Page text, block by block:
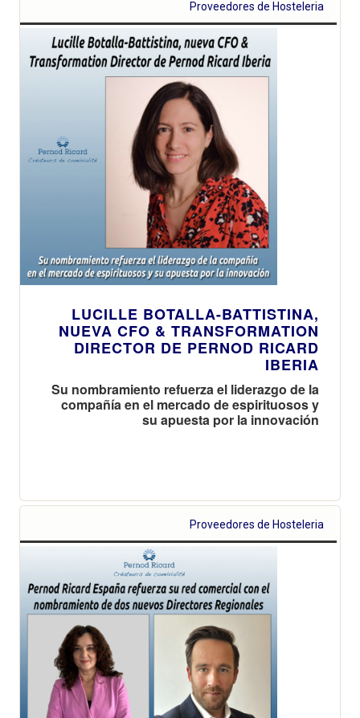
instalación
permitirá
incrementar en
un 40% la
capacidad de
la planta y
refuerza la
apuesta de la
compañía por
La Región
como enclave
estratégico
dentro de su
red industrial
global
impulsar el
negocio y
posición de la
compañía en el
Proveedores de Hosteleria
LUCILLE BOTALLA-BATTISTINA,
NUEVA CFO & TRANSFORMATION
DIRECTOR DE PERNOD RICARD
IBERIA
Su nombramiento refuerza el liderazgo de la
compañía en el mercado de espirituosos y
su apuesta por la innovación
Proveedores de Hosteleria